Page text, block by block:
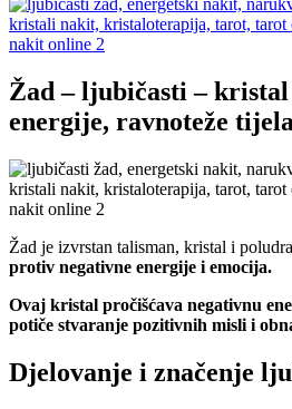
Žad – ljubičasti –
energije, ravnoteže
Žad je izvrstan talisman, kristal i
protiv negativne energije i emocija.
Ovaj kristal pročišćava negativnu
potiče stvaranje pozitivnih misli i
Djelovanje i značenje